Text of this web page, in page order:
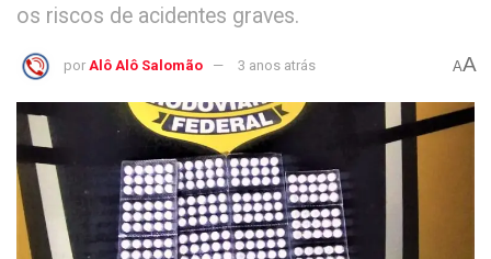
os riscos de acidentes graves.
por Alô Alô Salomão 3 anos atrás AA